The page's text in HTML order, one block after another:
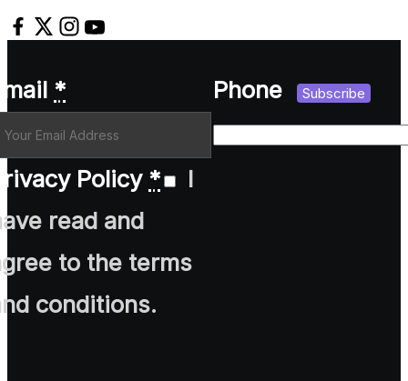
*
Policy *
I
read and
to the terms
conditions.
Phone Subscribe